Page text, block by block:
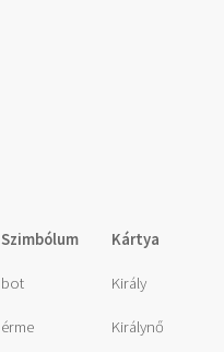
Szimbólum Kártya
bot Király
érme Királynő